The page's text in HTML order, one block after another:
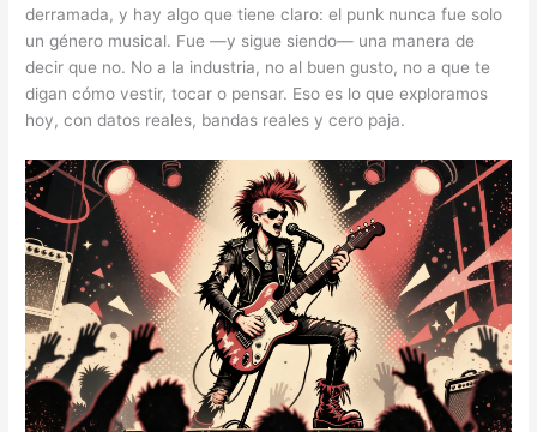
derramada, y hay algo que tiene claro: el punk nunca fue solo
un género musical. Fue —y sigue siendo— una manera de
decir que no. No a la industria, no al buen gusto, no a que te
digan cómo vestir, tocar o pensar. Eso es lo que exploramos
hoy, con datos reales, bandas reales y cero paja.